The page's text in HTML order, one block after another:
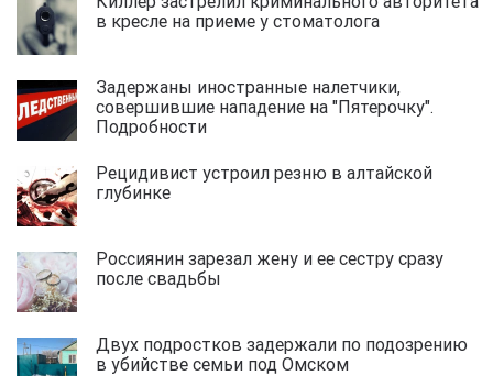
в кресле на приеме у стоматолога
Задержаны иностранные налетчики,
совершившие нападение на "Пятерочку".
Подробности
Рецидивист устроил резню в алтайской
глубинке
Россиянин зарезал жену и ее сестру сразу
после свадьбы
Двух подростков задержали по подозрению
в убийстве семьи под Омском